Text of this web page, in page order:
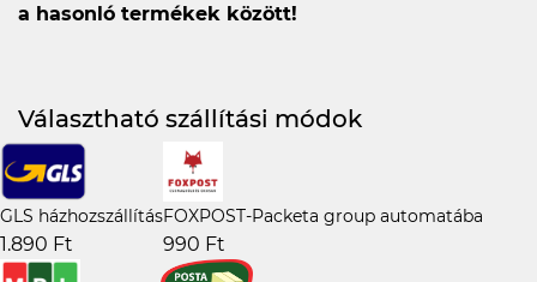
a hasonló termékek között!
Választható szállítási módok
GLS házhozszállítás
1.890 Ft
FOXPOST-Packeta group automatába
990 Ft